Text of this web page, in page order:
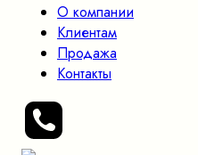
О компании
Клиентам
Продажа
Контакты